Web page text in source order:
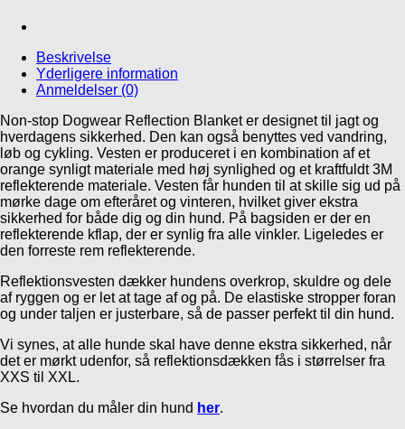
Beskrivelse
Yderligere information
Anmeldelser (0)
Non-stop Dogwear Reflection Blanket er designet til jagt og
hverdagens sikkerhed. Den kan også benyttes ved vandring,
løb og cykling. Vesten er produceret i en kombination af et
orange synligt materiale med høj synlighed og et kraftfuldt 3M
reflekterende materiale. Vesten får hunden til at skille sig ud på
mørke dage om efteråret og vinteren, hvilket giver ekstra
sikkerhed for både dig og din hund. På bagsiden er der en
reflekterende kflap, der er synlig fra alle vinkler. Ligeledes er
den forreste rem reflekterende.
Reflektionsvesten dækker hundens overkrop, skuldre og dele
af ryggen og er let at tage af og på. De elastiske stropper foran
og under taljen er justerbare, så de passer perfekt til din hund.
Vi synes, at alle hunde skal have denne ekstra sikkerhed, når
det er mørkt udenfor, så reflektionsdækken fås i størrelser fra
XXS til XXL.
Se hvordan du måler din hund her.